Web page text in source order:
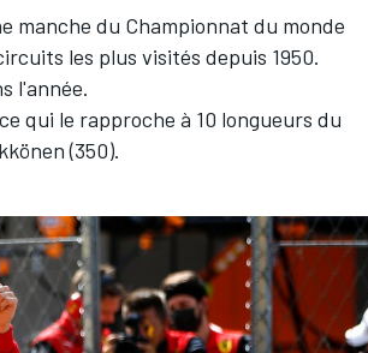
manche du Championnat du monde
les plus visités depuis 1950.
l'année.
qui le rapproche à 10 longueurs du
(350).